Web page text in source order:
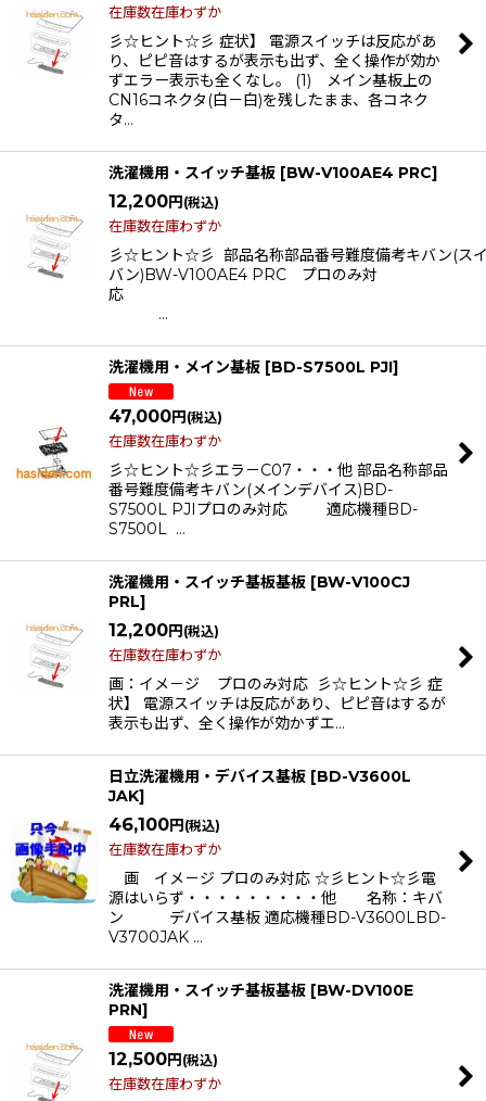
在庫数在庫わずか
彡☆ヒント☆彡 症状】 電源スイッチは反応があ
り、ピピ音はするが表示も出ず、全く操作が効か
ずエラー表示も全くなし。 (1) メイン基板上の
CN16コネクタ(白－白)を残したまま、各コネク
タ…
洗濯機用・スイッチ基板 [BW-V100AE4 PRC]
12,200円 (税込)
在庫数在庫わずか
彡☆ヒント☆彡 部品名称部品番号難度備考キバン(ス
バン)BW-V100AE4 PRC プロのみ対
…
洗濯機用・メイン基板 [BD-S7500L PJI]
47,000円 (税込)
在庫数在庫わずか
彡☆ヒント☆彡エラ－C07・・・他 部品名称部品
番号難度備考キバン(メインデバイス)BD-
S7500L PJIプロのみ対応 適応機種BD-
S7500L …
洗濯機用・スイッチ基板基板 [BW-V100CJ
PRL]
12,200円 (税込)
在庫数在庫わずか
画：イメ－ジ プロのみ対応 彡☆ヒント☆彡 症
状】 電源スイッチは反応があり、ピピ音はするが
表示も出ず、全く操作が効かずエ…
日立洗濯機用・デバイス基板 [BD-V3600L
JAK]
46,100円 (税込)
在庫数在庫わずか
画 イメ－ジ プロのみ対応 ☆彡ヒント☆彡電
源はいらず・・・・・・・・・他 名称：キバ
ン デバイス基板 適応機種BD-V3600LBD-
V3700JAK …
洗濯機用・スイッチ基板基板 [BW-DV100E
PRN]
12,500円 (税込)
在庫数在庫わずか